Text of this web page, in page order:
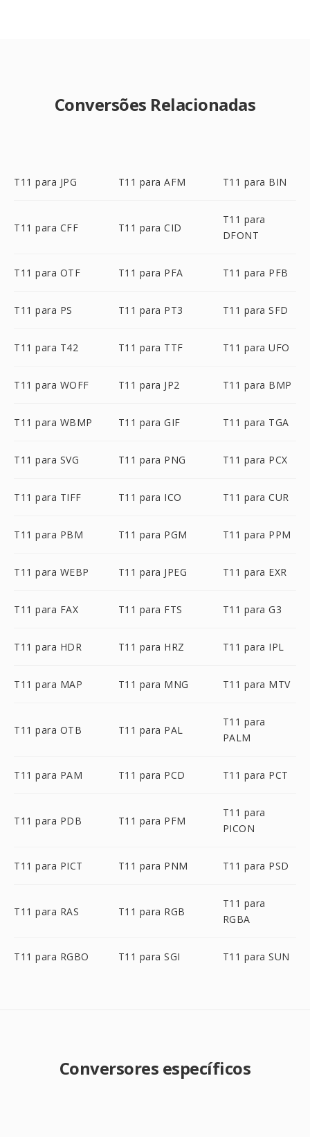
Conversões Relacionadas
T11 para JPG T11 para AFM T11 para BIN
T11 para CFF T11 para CID
T11 para
DFONT
T11 para OTF T11 para PFA T11 para PFB
T11 para PS T11 para PT3 T11 para SFD
T11 para T42 T11 para TTF T11 para UFO
T11 para WOFF T11 para JP2 T11 para BMP
T11 para WBMP T11 para GIF T11 para TGA
T11 para SVG T11 para PNG T11 para PCX
T11 para TIFF T11 para ICO T11 para CUR
T11 para PBM T11 para PGM T11 para PPM
T11 para WEBP T11 para JPEG T11 para EXR
T11 para FAX T11 para FTS T11 para G3
T11 para HDR T11 para HRZ T11 para IPL
T11 para MAP T11 para MNG T11 para MTV
T11 para OTB T11 para PAL
T11 para
PALM
T11 para PAM T11 para PCD T11 para PCT
T11 para PDB T11 para PFM
T11 para
PICON
T11 para PICT T11 para PNM T11 para PSD
T11 para RAS T11 para RGB
T11 para
RGBA
T11 para RGBO T11 para SGI T11 para SUN
Conversores específicos